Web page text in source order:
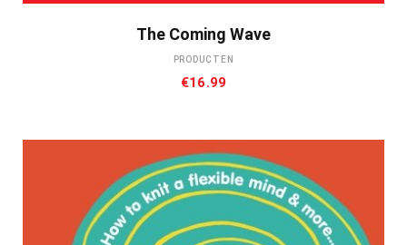
The Coming Wave
PRODUCTEN
€16.99